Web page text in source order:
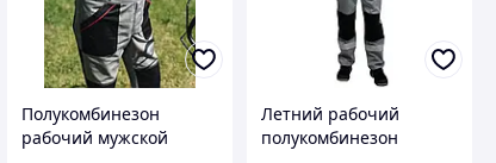
Полукомбинезон
рабочий мужской
Летний рабочий
полукомбинезон